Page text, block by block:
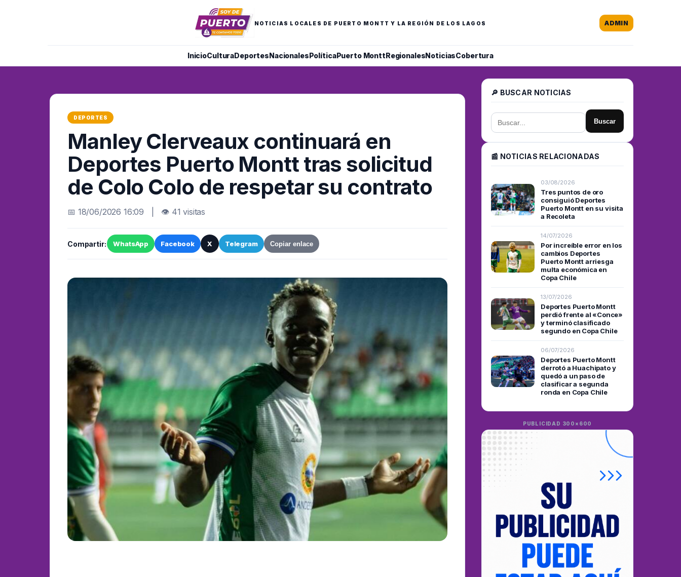
NOTICIAS LOCALES DE PUERTO MONTT Y LA REGIÓN DE LOS LAGOS
InicioCulturaDeportesNacionalesPolíticaPuerto MonttRegionalesNoticiasCobertura
ADMIN
DEPORTES
Manley Clerveaux continuará en
Deportes Puerto Montt tras solicitud
de Colo Colo de respetar su contrato
📅 18/06/2026 16:09 | 👁 41 visitas
Compartir: WhatsApp Facebook X Telegram Copiar enlace
🔎 BUSCAR NOTICIAS
Buscar
📰 NOTICIAS RELACIONADAS
03/08/2026
Tres puntos de oro
consiguió Deportes
Puerto Montt en su visita
a Recoleta
14/07/2026
Por increíble error en los
cambios Deportes
Puerto Montt arriesga
multa económica en
Copa Chile
13/07/2026
Deportes Puerto Montt
perdió frente al «Conce»
y terminó clasificado
segundo en Copa Chile
06/07/2026
Deportes Puerto Montt
derrotó a Huachipato y
quedó a un paso de
clasificar a segunda
ronda en Copa Chile
PUBLICIDAD 300×600